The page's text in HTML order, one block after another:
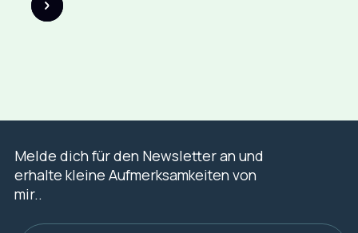
Melde dich für den Newsletter an und
erhalte kleine Aufmerksamkeiten von
mir..